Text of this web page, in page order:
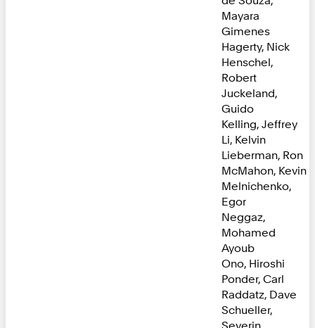
Mayara
Gimenes
Hagerty, Nick
Henschel,
Robert
Juckeland,
Guido
Kelling, Jeffrey
Li, Kelvin
Lieberman, Ron
McMahon, Kevin
Melnichenko,
Egor
Neggaz,
Mohamed
Ayoub
Ono, Hiroshi
Ponder, Carl
Raddatz, Dave
Schueller,
Severin